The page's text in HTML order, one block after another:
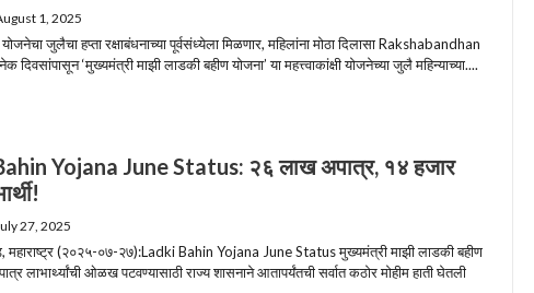
1, 2025
जुलैचा हप्ता रक्षाबंधनाच्या पूर्वसंध्येला मिळणार, महिलांना मोठा दिलासा Rakshabandhan
दिवसांपासून ‘मुख्यमंत्री माझी लाडकी बहीण योजना’ या महत्त्वाकांक्षी योजनेच्या जुलै महिन्याच्या....
Yojana June Status: २६ लाख अपात्र, १४ हजार
27, 2025
महाराष्ट्र (२०२५-०७-२७):Ladki Bahin Yojana June Status मुख्यमंत्री माझी लाडकी बहीण
लाभार्थ्यांची ओळख पटवण्यासाठी राज्य शासनाने आतापर्यंतची सर्वात कठोर मोहीम हाती घेतली